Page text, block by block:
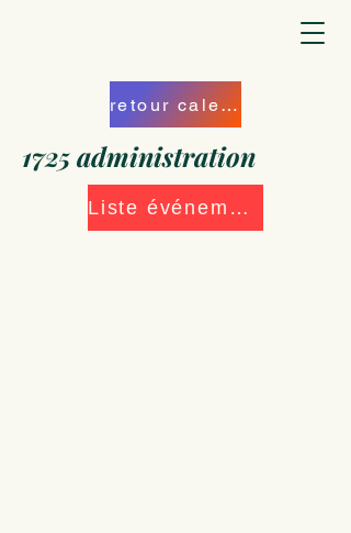
retour calendrier
1725 administration
Liste événements